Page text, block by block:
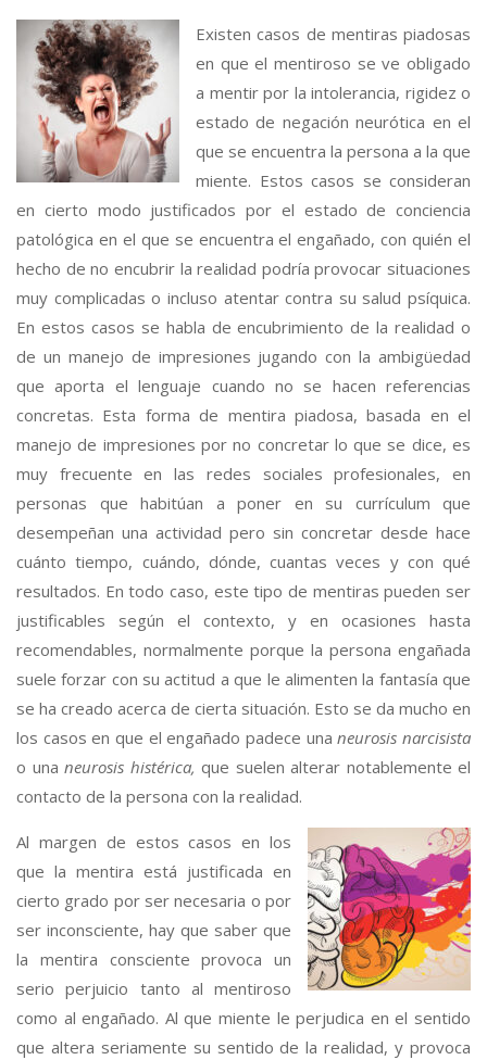
Existen casos de mentiras piadosas
en que el mentiroso se ve obligado
a mentir por la intolerancia, rigidez o
estado de negación neurótica en el
que se encuentra la persona a la que
miente. Estos casos se consideran
en cierto modo justificados por el estado de conciencia
patológica en el que se encuentra el engañado, con quién el
hecho de no encubrir la realidad podría provocar situaciones
muy complicadas o incluso atentar contra su salud psíquica.
En estos casos se habla de encubrimiento de la realidad o
de un manejo de impresiones jugando con la ambigüedad
que aporta el lenguaje cuando no se hacen referencias
concretas. Esta forma de mentira piadosa, basada en el
manejo de impresiones por no concretar lo que se dice, es
muy frecuente en las redes sociales profesionales, en
personas que habitúan a poner en su currículum que
desempeñan una actividad pero sin concretar desde hace
cuánto tiempo, cuándo, dónde, cuantas veces y con qué
resultados. En todo caso, este tipo de mentiras pueden ser
justificables según el contexto, y en ocasiones hasta
recomendables, normalmente porque la persona engañada
suele forzar con su actitud a que le alimenten la fantasía que
se ha creado acerca de cierta situación. Esto se da mucho en
los casos en que el engañado padece unaneurosis narcisista
o una neurosis histérica, que suelen alterar notablemente el
contacto de la persona con la realidad.
Al margen de estos casos en los
que la mentira está justificada en
cierto grado por ser necesaria o por
ser inconsciente, hay que saber que
la mentira consciente provoca un
serio perjuicio tanto al mentiroso
como al engañado. Al que miente le perjudica en el sentido
que altera seriamente su sentido de la realidad, y provoca